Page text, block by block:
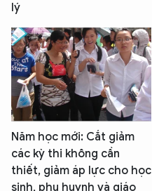
lý
Năm học mới: Cắt giảm
các kỳ thi không cần
thiết, giảm áp lực cho học
sinh, phụ huynh và giáo